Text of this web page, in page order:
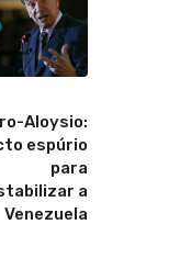
Aloysio:
espúrio
para
a
Venezuela